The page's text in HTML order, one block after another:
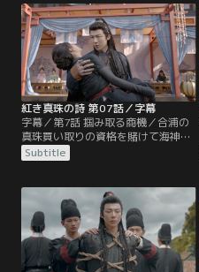
された彼女は荷車に廃石を満載して
街へ行くと薬舗を回る。ところが、
貴重な薬材として売れるはずの廃石
が全く売れずどこへ行っても門前払
い。しかも詐欺師に狙われてしまう
が…。
紅き真珠の詩 第07話／字幕
字幕／第7話 掴み取る商機／合浦の
真珠買い取りの資格を賭けて海神祭
で宝の争奪戦が行われることにな
り、端午（ドゥアンウー）が燕（イ
ころが、水中戦だったはずの試合は
地上戦となり崔（ツイ）氏の代表が
暗器で端午に襲いかかる。そこで端
午を助けに入った燕子京（イエン・
ズージン）は崔十九（ツイ・シージ
ウ）に負けを認めることに。
Subtitle